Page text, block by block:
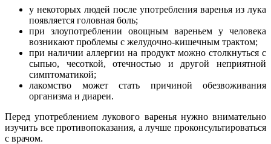
у некоторых людей после употребления варенья из лука
появляется головная боль;
при злоупотреблении овощным вареньем у человека
возникают проблемы с желудочно-кишечным трактом;
при наличии аллергии на продукт можно столкнуться с
сыпью, чесоткой, отечностью и другой неприятной
симптоматикой;
лакомство может стать причиной обезвоживания
организма и диареи.
Перед употреблением лукового варенья нужно внимательно
изучить все противопоказания, а лучше проконсультироваться
с врачом.